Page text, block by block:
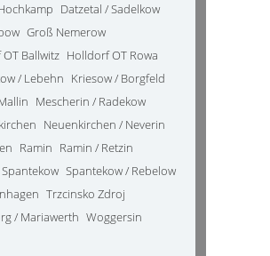
Datzetal / Sadelkow
Groß Nemerow
Ballwitz Holldorf OT Rowa
/ Lebehn Kriesow / Borgfeld
Mescherin / Radekow
Neuenkirchen / Neverin
Ramin Ramin / Retzin
Spantekow Spantekow / Rebelow
Trzcinsko Zdroj
/ Mariawerth Woggersin